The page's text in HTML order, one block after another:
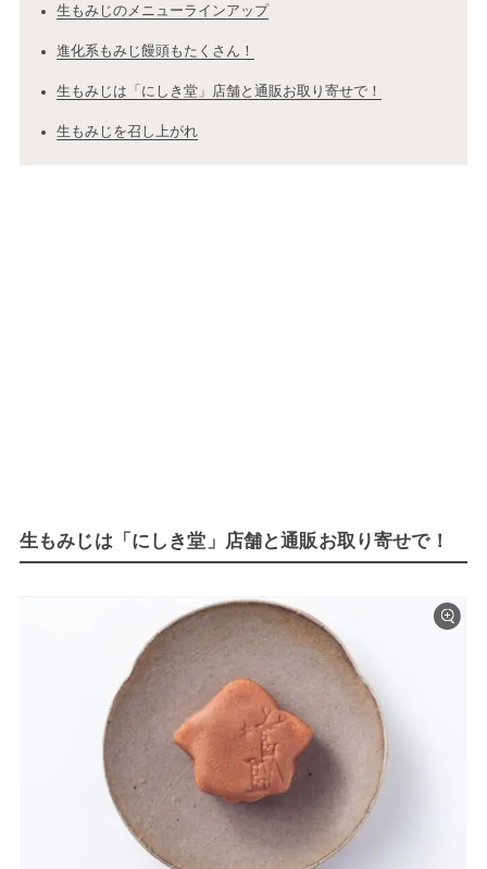
生もみじのメニューラインアップ
進化系もみじ饅頭もたくさん！
生もみじは「にしき堂」店舗と通販お取り寄せで！
生もみじを召し上がれ
生もみじは「にしき堂」店舗と通販お取り寄せで！